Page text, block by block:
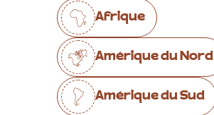
Afrique
Amérique du Nord
Amérique du Sud